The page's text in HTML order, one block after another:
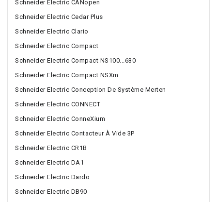
Schneider Electric CANopen
Schneider Electric Cedar Plus
Schneider Electric Clario
Schneider Electric Compact
Schneider Electric Compact NS100...630
Schneider Electric Compact NSXm
Schneider Electric Conception De Système Merten
Schneider Electric CONNECT
Schneider Electric ConneXium
Schneider Electric Contacteur À Vide 3P
Schneider Electric CR1B
Schneider Electric DA1
Schneider Electric Dardo
Schneider Electric DB90